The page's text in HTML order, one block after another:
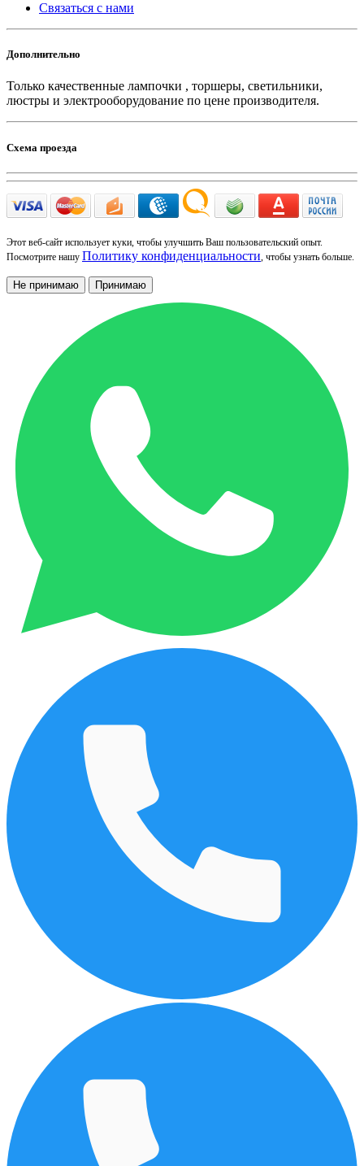
Связаться с нами
Дополнительно
Только качественные лампочки , торшеры, светильники,
люстры и электрооборудование по цене производителя.
Схема проезда
Этот веб-сайт использует куки, чтобы улучшить Ваш пользовательский опыт.
Посмотрите нашу Политику конфиденциальности, чтобы узнать больше.
Не принимаю Принимаю